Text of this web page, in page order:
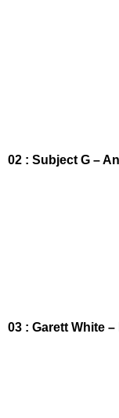
02 : Subject G –
03 : Garett White